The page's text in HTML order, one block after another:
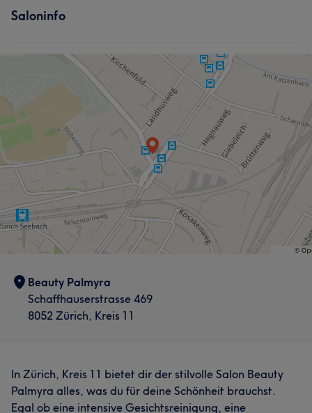
Saloninfo
Beauty Palmyra
Schaffhauserstrasse 469
8052 Zürich, Kreis 11
In Zürich, Kreis 11 bietet dir der stilvolle Salon Beauty
Palmyra alles, was du für deine Schönheit brauchst.
Egal ob eine intensive Gesichtsreinigung, eine